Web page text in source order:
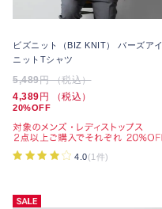
ビズニット（BIZ KNIT） バーズアイ
ニットTシャツ
5,489円 （税込）
4,389円 （税込）
20%OFF
4.0(1件)